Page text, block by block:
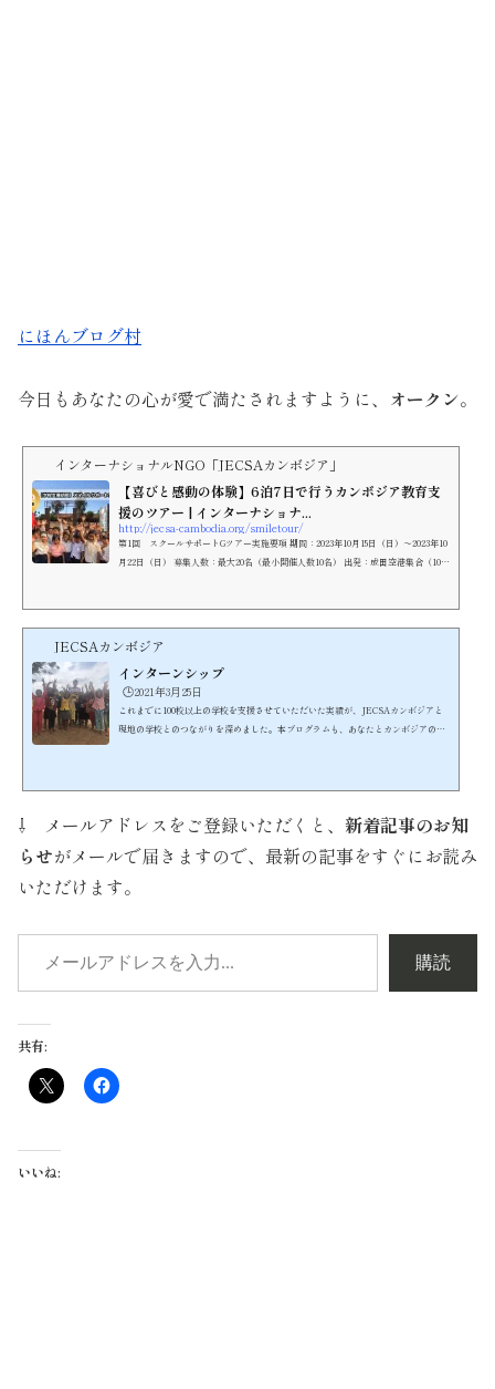
にほんブログ村
今日もあなたの心が愛で満たされますように、 オークン。
インターナショナルNGO「JECSAカンボジア」
【喜びと感動の体験】6泊7日で行うカンボジア教育支
援のツアー | インターナショナ...
http://jecsa-cambodia.org/smiletour/
第1回 スクールサポートGツアー実施要項 期間：2023年10月15日（日）～2023年10
月22日（日） 募集人数：最大20名（最小開催人数10名） 出発：成田空港集合（10
JECSAカンボジア
インターンシップ
🕒️2021年3月25日
これまでに100校以上の学校を支援させていただいた実績が、JECSAカンボジアと
現地の学校とのつながりを深めました。本プログラムも、あなたとカンボジアの子
催するインターンシップの参加スタイルには、ホームステイ...
⇩ メールアドレスをご登録いただくと、 新着記事のお知
らせがメールで届きますので、最新の記事をすぐにお読み
いただけます。
購読
共有:
いいね: